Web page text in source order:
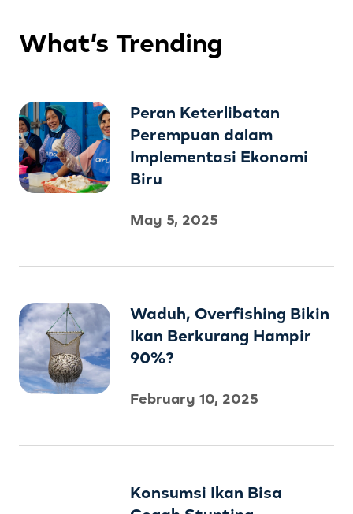
What’s Trending
Peran Keterlibatan
Perempuan dalam
Implementasi Ekonomi
Biru
May 5, 2025
Waduh, Overfishing Bikin
Ikan Berkurang Hampir
90%?
February 10, 2025
Konsumsi Ikan Bisa